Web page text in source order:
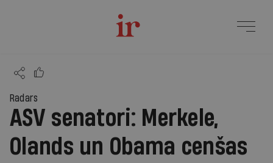
Radars
ASV senatori: Merkele,
Olands un Obama cenšas